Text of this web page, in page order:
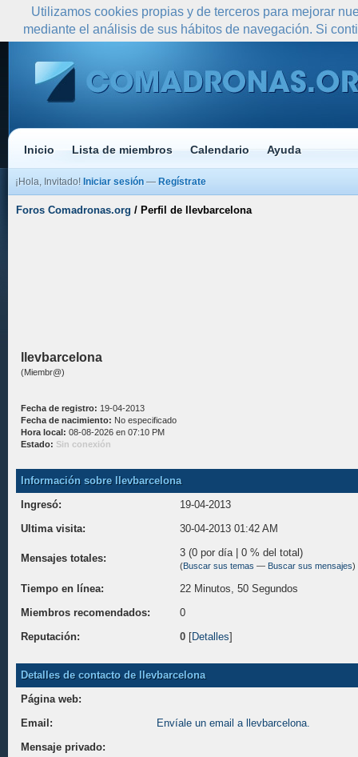
Inicio Lista de miembros Calendario Ayuda
¡Hola, Invitado! Iniciar sesión — Regístrate
Foros Comadronas.org / Perfil de llevbarcelona
llevbarcelona
(Miembr@)
Fecha de registro: 19-04-2013
Fecha de nacimiento: No especificado
Hora local: 08-08-2026 en 07:10 PM
Estado: Sin conexión
Información sobre llevbarcelona
Ingresó:
19-04-2013
Ultima visita:
30-04-2013 01:42 AM
Mensajes totales: 3 (0 por día | 0 % del total)
(Buscar sus temas — Buscar sus mensajes)
Tiempo en línea:
22 Minutos, 50 Segundos
Miembros recomendados:
0
Reputación:
0 [Detalles]
Detalles de contacto de llevbarcelona
Página web:
Email:
Envíale un email a llevbarcelona.
Mensaje privado:
Utilizamos cookies propias y de terceros para mejorar
mediante el análisis de sus hábitos de navegación. Si